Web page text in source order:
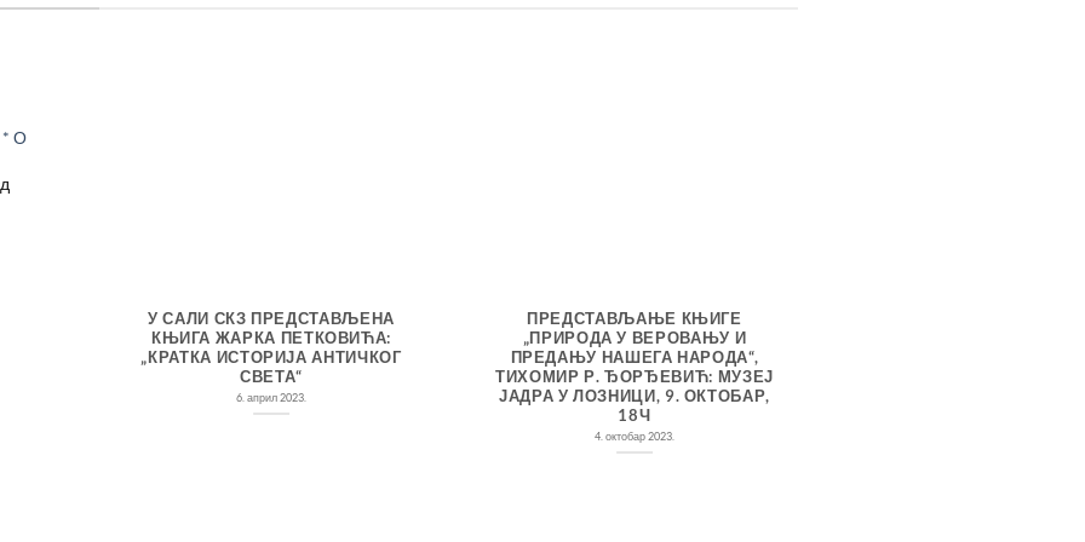
О
Тренутна
цена
У САЛИ СКЗ ПРЕДСТАВЉЕНА
КЊИГА ЖАРКА ПЕТКОВИЋА:
„КРАТКА ИСТОРИЈА АНТИЧКОГ
СВЕТА“
6. април 2023.
ПРЕДСТАВЉАЊЕ КЊИГЕ
„ПРИРОДА У ВЕРОВАЊУ И
ПРЕДАЊУ НАШЕГА НАРОДА“,
ТИХОМИР Р. ЂОРЂЕВИЋ: МУЗЕЈ
ЈАДРА У ЛОЗНИЦИ, 9. ОКТОБАР,
18Ч
4. октобар 2023.